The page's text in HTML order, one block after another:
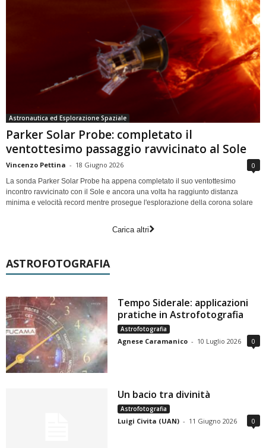
Astronautica ed Esplorazione Spaziale
Parker Solar Probe: completato il
ventottesimo passaggio ravvicinato al Sole
Vincenzo Pettina - 18 Giugno 2026 0
La sonda Parker Solar Probe ha appena completato il suo ventottesimo
incontro ravvicinato con il Sole e ancora una volta ha raggiunto distanza
minima e velocità record mentre prosegue l'esplorazione della corona solare
Carica altri
ASTROFOTOGRAFIA
Tempo Siderale: applicazioni
pratiche in Astrofotografia
Astrofotografia
Agnese Caramanico - 10 Luglio 2026 0
Un bacio tra divinità
Astrofotografia
Luigi Civita (UAN) - 11 Giugno 2026 0